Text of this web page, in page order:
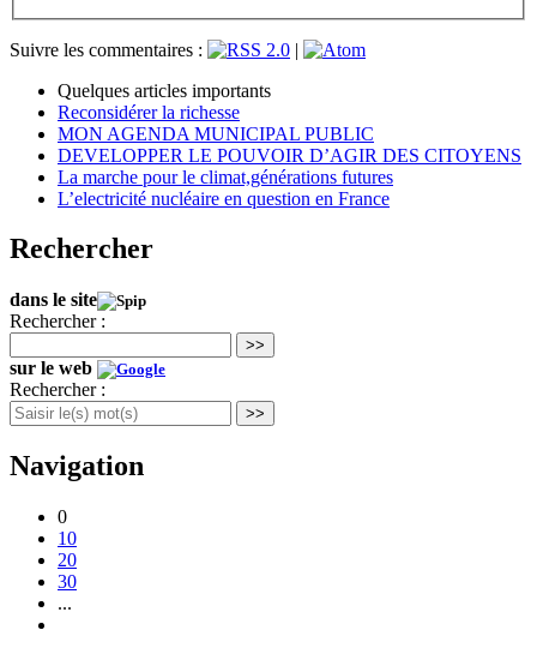
Suivre les commentaires :
|
Quelques articles importants
Reconsidérer la richesse
MON AGENDA MUNICIPAL PUBLIC
DEVELOPPER LE POUVOIR D’AGIR DES CITOYENS
La marche pour le climat,générations futures
L’electricité nucléaire en question en France
Rechercher
dans le site
Rechercher :
>>
sur le web
Rechercher :
>>
Navigation
0
10
20
30
...